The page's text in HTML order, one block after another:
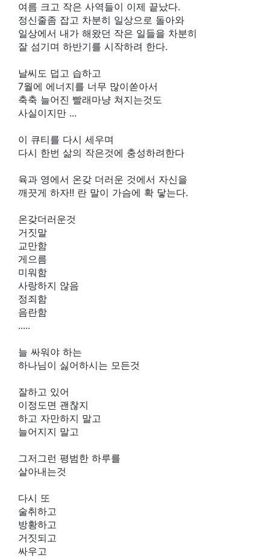
여름 크고 작은 사역들이 이제 끝났다.
정신줄좀 잡고 차분히 일상으로 돌아와
일상에서 내가 해왔던 작은 일들을 차분히
잘 섬기며 하반기를 시작하려 한다.
날씨도 덥고 습하고
7월에 에너지를 너무 많이쏟아서
축축 늘어진 빨래마냥 쳐지는것도
사실이지만 ...
이 큐티를 다시 세우며
다시 한번 삶의 작은것에 충성하려한다
육과 영에서 온갖 더러운 것에서 자신을
깨끗게 하자!! 란 말이 가슴에 확 닿는다.
온갖더러운것
거짓말
교만함
게으름
미워함
사랑하지 않음
정죄함
음란함
.....
늘 싸워야 하는
하나님이 싫어하시는 모든것
잘하고 있어
이정도면 괜찮지
하고 자만하지 말고
늘어지지 말고
그저그런 평범한 하루를
살아내는것
다시 또
술취하고
방황하고
거짓되고
싸우고